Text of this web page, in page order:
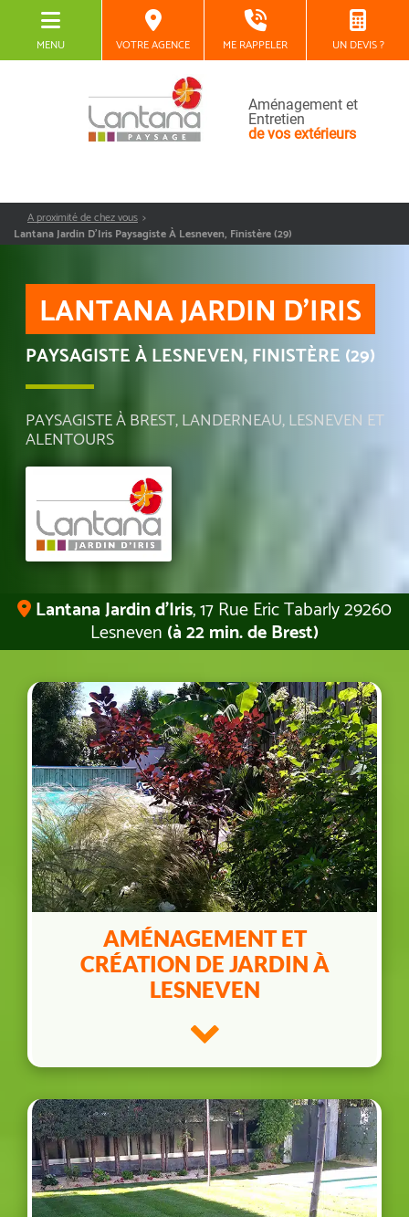
MENU VOTRE AGENCE ME RAPPELER UN DEVIS ?
Aménagement et
Entretien
de vos extérieurs
A proximité de chez vous
Lantana Jardin D’Iris Paysagiste À Lesneven, Finistère (29)
LANTANA JARDIN D’IRIS
PAYSAGISTE À LESNEVEN, FINISTÈRE (29)
PAYSAGISTE À BREST, LANDERNEAU, LESNEVEN ET
ALENTOURS
Lantana Jardin d’Iris, 17 Rue Eric Tabarly 29260
Lesneven (à 22 min. de Brest)
AMÉNAGEMENT ET
CRÉATION DE JARDIN À
LESNEVEN